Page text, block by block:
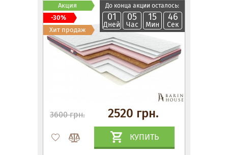
До конца акции осталось:
01
Дней
05
Час
15
Мин
45
Сек
3600 грн. 2520 грн.
КУПИТЬ
Акция
-30%
Хит продаж